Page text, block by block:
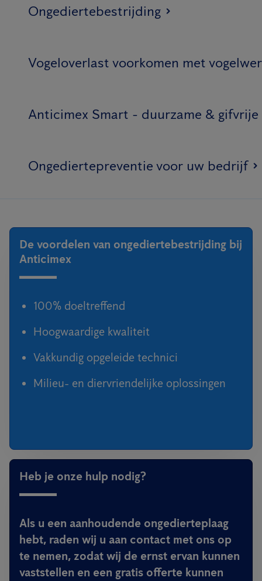
Ongediertebestrijding
Vogeloverlast voorkomen met
Anticimex Smart - duurzame &
Ongediertepreventie voor uw bedrijf
De voordelen van ongediertebestrijding bij
Anticimex
100% doeltreffend
Hoogwaardige kwaliteit
Vakkundig opgeleide technici
Milieu- en diervriendelijke oplossingen
Heb je onze hulp nodig?
Als u een aanhoudende ongedierteplaag
hebt, raden wij u aan contact met ons op
te nemen, zodat wij de ernst ervan kunnen
vaststellen en een gratis offerte kunnen